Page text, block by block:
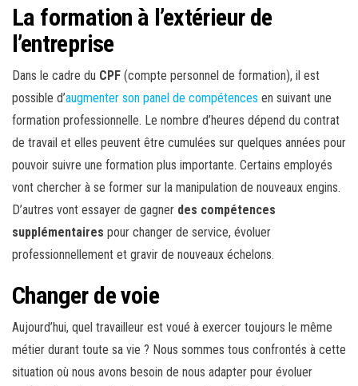
La formation à l’extérieur de
l’entreprise
Dans le cadre du CPF (compte personnel de formation), il est
possible d’augmenter son panel de compétences en suivant une
formation professionnelle. Le nombre d’heures dépend du contrat
de travail et elles peuvent être cumulées sur quelques années pour
pouvoir suivre une formation plus importante. Certains employés
vont chercher à se former sur la manipulation de nouveaux engins.
D’autres vont essayer de gagner des compétences
supplémentaires pour changer de service, évoluer
professionnellement et gravir de nouveaux échelons.
Changer de voie
Aujourd’hui, quel travailleur est voué à exercer toujours le même
métier durant toute sa vie ? Nous sommes tous confrontés à cette
situation où nous avons besoin de nous adapter pour évoluer